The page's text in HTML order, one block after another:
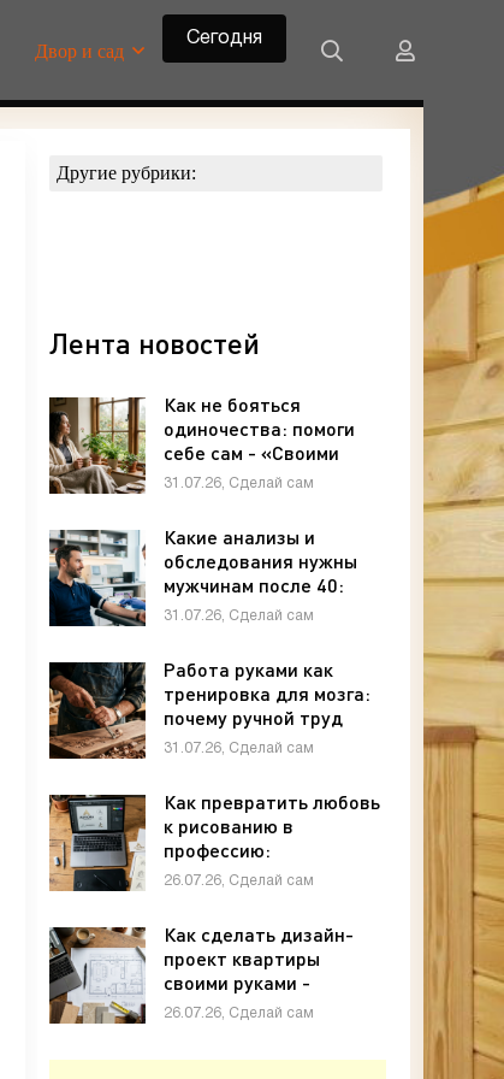
Двор и сад
Сегодня
Другие рубрики:
Лента новостей
Как не бояться
одиночества: помоги
себе сам - «Своими
руками»
31.07.26, Сделай сам
Какие анализы и
обследования нужны
мужчинам после 40:
полный чек-лист -
31.07.26, Сделай сам
Работа руками как
тренировка для мозга:
почему ручной труд
полезен для памяти и
31.07.26, Сделай сам
Как превратить любовь
к рисованию в
профессию:
графический дизайн с
26.07.26, Сделай сам
Как сделать дизайн-
проект квартиры
своими руками -
«Своими руками»
26.07.26, Сделай сам